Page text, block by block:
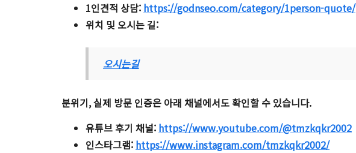
1인견적 상담: https://godnseo.com/category/1person-quote/
위치 및 오시는 길:
오시는길
분위기, 실제 방문 인증은 아래 채널에서도 확인할 수 있습니다.
유튜브 후기 채널: https://www.youtube.com/@tmzkqkr2002
인스타그램: https://www.instagram.com/tmzkqkr2002/